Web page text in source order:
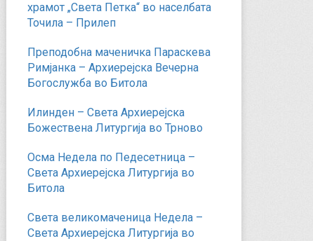
храмот „Света Петка“ во населбата
Точила – Прилеп
Преподобна маченичка Параскева
Римјанка – Архиерејска Вечерна
Богослужба во Битола
Илинден – Света Архиерејска
Божествена Литургија во Трново
Осма Недела по Педесетница –
Света Архиерејска Литургија во
Битола
Света великомаченица Недела –
Света Архиерејска Литургија во